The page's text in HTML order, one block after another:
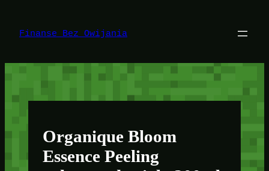
treści
Finanse Bez Owijania
Organique Bloom
Essence Peeling